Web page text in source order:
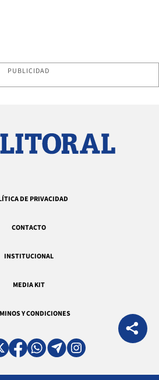
PUBLICIDAD
DE PRIVACIDAD
CONTACTO
INSTITUCIONAL
MEDIA KIT
Y CONDICIONES